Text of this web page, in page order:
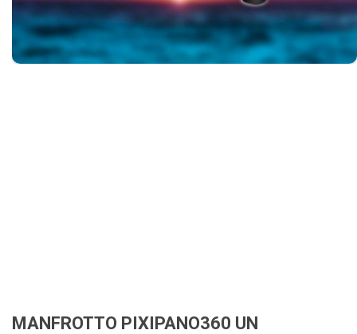
Smartphone
Tablet
TV & Cinema
MANFROTTO PIXIPANO360 UN